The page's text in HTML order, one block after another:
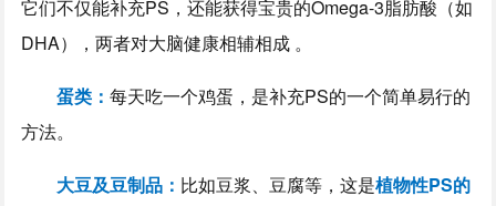
它们不仅能补充PS，还能获得宝贵的Omega-3脂肪酸（如
DHA），两者对大脑健康相辅相成 。
蛋类：每天吃一个鸡蛋，是补充PS的一个简单易行的
方法。
大豆及豆制品： 比如豆浆、豆腐等，这是植物性PS的